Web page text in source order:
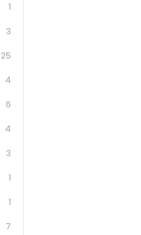
1
3
25
4
6
4
3
1
1
7